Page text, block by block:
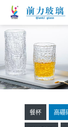
餐杯 高硼